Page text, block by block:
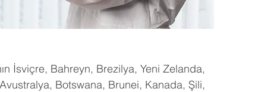
İsviçre, Bahreyn, Brezilya, Yeni Zelanda,
Botswana, Brunei, Kanada, Şili,